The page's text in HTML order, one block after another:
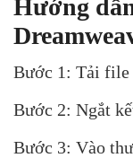
Hướng
Bước 1: Tải file
Bước 2: Ngắt
Bước 3: Vào